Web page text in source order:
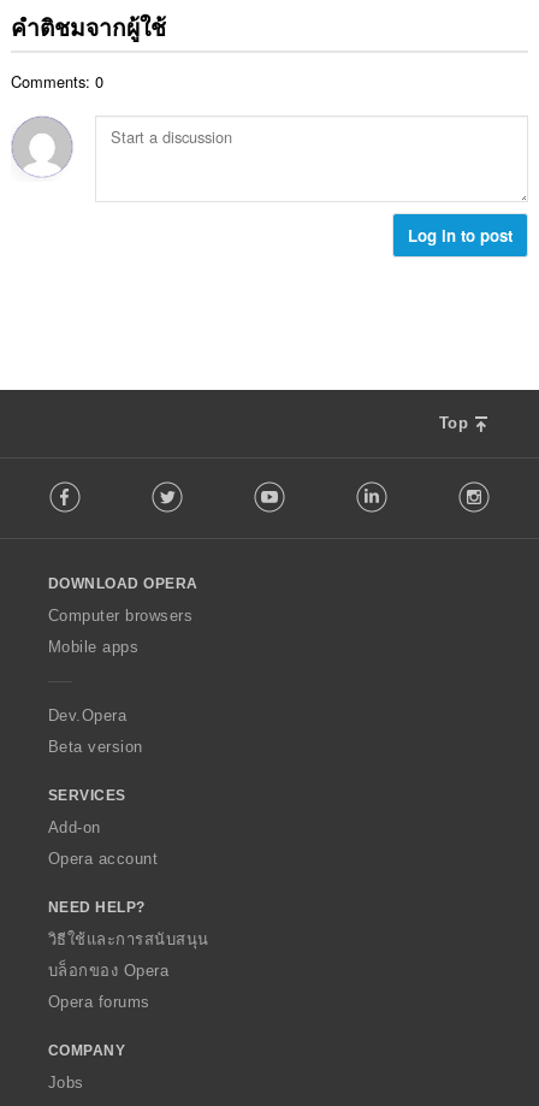
ง
ด
น
ม
ทั้
แ
น
ว
คำติชมจากผู้ใช้
Comments: 0
Log in to post
Top
o
w
O
p
a
Facebook Twitter Youtube LinkedIn
DOWNLOAD OPERA
Computer browsers
Mobile apps
Dev.Opera
Beta version
SERVICES
Add-on
Opera account
NEED HELP?
วิธีใช้และการสนับสนุน
บล็อกของ Opera
Opera forums
COMPANY
Jobs